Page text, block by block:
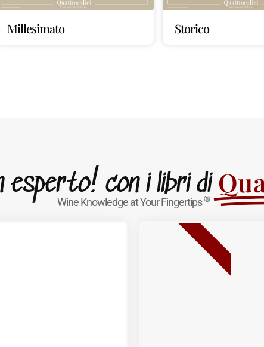
Millesimato Storico
esperto! con i libri di
Wine Knowledge at Your Fingertips®
BESTSELLER